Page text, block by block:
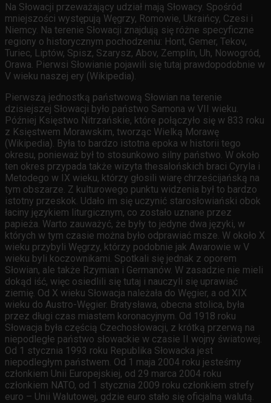
Na Słowacji przeważający udział mają Słowacy. Spośród
mniejszości występują Węgrzy, Romowie, Ukraińcy, Czesi i
Niemcy. Na terenie Słowacji znajdują się różne specyficzne
regiony o historycznym pochodzeniu: Hont, Gemer, Tekov,
Turiec, Liptów, Spisz, Szarysz, Abov, Zemplín, Uh, Nowogród,
Orawa. Pierwsi Słowianie pojawili się tutaj prawdopodobnie w
V wieku naszej ery (Wikipedia).
Pierwszą jednostką państwową Słowian na terenie
dzisiejszej Słowacji było państwo Samona w VII wieku.
Później Księstwo Nitrzańskie, które połączyło się w 833 roku
z Księstwem Morawskim, tworząc Wielką Morawę
(Wikipedia). Była to bardzo istotna epoka w historii tego
okresu, ponieważ był to stosunkowo silny państwo. W około
ten okres przypada także wizyta thesalońskich braci Cyryla i
Metodego w IX wieku, którzy głosili wiarę chrześcijańską na
tym obszarze. Z kulturowego punktu widzenia był to bardzo
istotny przeskok. Udało im się uczynić starosłowiański obok
łaciny językiem liturgicznym, co zostało uznane przez
papieża. Warto zauważyć, że były to jedyne dwa języki, w
których w tym czasie można było odprawiać msze. W około X
wieku przybyli Węgrzy, którzy podobnie jak Awarowie w V
wieku byli koczownikami. Spotkali się jednak z oporem
Słowian, ale także Rzymian i Germanów. W zasadzie nie mieli
dokąd iść, więc osiedlili się tutaj i nauczyli się uprawiać
ziemię. Od X wieku Słowacja należała do Węgier, a od XIX
wieku do Austro-Węgier. Bratysława, obecna stolica, była
przez długi czas miastem koronacyjnym. Od 1918 roku
Słowacja była częścią Czechosłowacji, z krótką przerwą na
niepodległe państwo słowackie w czasie II wojny światowej.
Od 1 stycznia 1993 roku Republika Słowacka jest
niepodległym państwem. Od 1 maja 2004 roku jesteśmy
członkiem Unii Europejskiej, od 29 marca 2004 roku
członkiem NATO, od 1 stycznia 2009 roku członkiem strefy
euro – Unii Walutowej, gdzie euro stało się oficjalną walutą.